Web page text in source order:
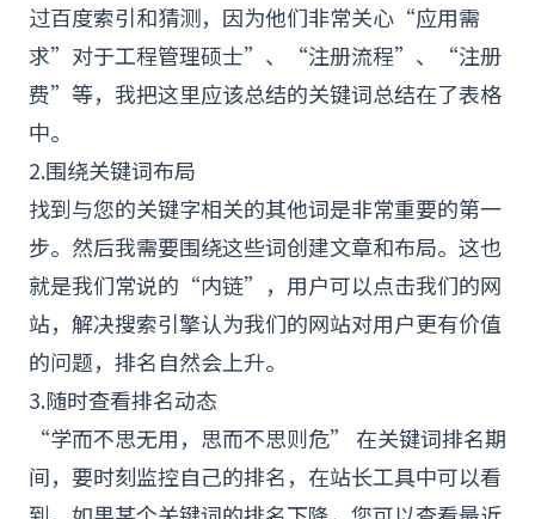
过百度索引和猜测，因为他们非常关心“应用需
求”对于工程管理硕士”、“注册流程”、“注册
费”等，我把这里应该总结的关键词总结在了表格
中。
2.围绕关键词布局
找到与您的关键字相关的其他词是非常重要的第一
步。然后我需要围绕这些词创建文章和布局。这也
就是我们常说的“内链”，用户可以点击我们的网
站，解决搜索引擎认为我们的网站对用户更有价值
的问题，排名自然会上升。
3.随时查看排名动态
“学而不思无用，思而不思则危” 在关键词排名期
间，要时刻监控自己的排名，在站长工具中可以看